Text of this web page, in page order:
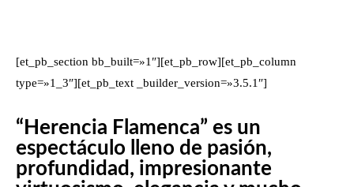
[et_pb_section bb_built=»1″][et_pb_row][et_pb_column
type=»1_3″][et_pb_text _builder_version=»3.5.1″]
“Herencia Flamenca” es un
espectáculo lleno de pasión,
profundidad, impresionante